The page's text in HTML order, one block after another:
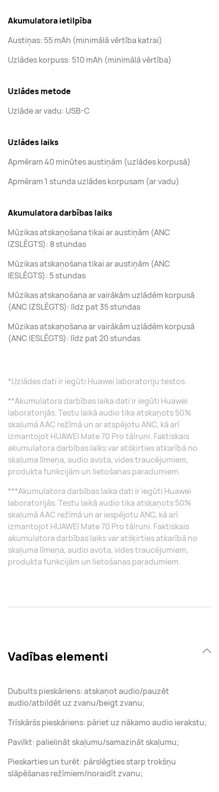
Akumulatora ietilpība
Austiņas: 55 mAh (minimālā vērtība katrai)
Uzlādes korpuss: 510 mAh (minimālā vērtība)
Uzlādes metode
Uzlāde ar vadu: USB-C
Uzlādes laiks
Apmēram 40 minūtes austiņām (uzlādes korpusā)
Apmēram 1 stunda uzlādes korpusam (ar vadu)
Akumulatora darbības laiks
Mūzikas atskaņošana tikai ar austiņām (ANC
IZSLĒGTS): 8 stundas
Mūzikas atskaņošana tikai ar austiņām (ANC
IESLĒGTS): 5 stundas
Mūzikas atskaņošana ar vairākām uzlādēm korpusā
(ANC IZSLĒGTS): līdz pat 35 stundas
Mūzikas atskaņošana ar vairākām uzlādēm korpusā
(ANC IESLĒGTS): līdz pat 20 stundas
*Uzlādes dati ir iegūti Huawei laboratoriju testos.
**Akumulatora darbības laika dati ir iegūti Huawei
laboratorijās. Testu laikā audio tika atskaņots 50%
skaļumā AAC režīmā un ar atspējotu ANC, kā arī
izmantojot HUAWEI Mate 70 Pro tālruni. Faktiskais
akumulatora darbības laiks var atšķirties atkarībā no
skaļuma līmeņa, audio avota, vides traucējumiem,
produkta funkcijām un lietošanas paradumiem.
***Akumulatora darbības laika dati ir iegūti Huawei
laboratorijās. Testu laikā audio tika atskaņots 50%
skaļumā AAC režīmā un ar iespējotu ANC, kā arī
izmantojot HUAWEI Mate 70 Pro tālruni. Faktiskais
akumulatora darbības laiks var atšķirties atkarībā no
skaļuma līmeņa, audio avota, vides traucējumiem,
produkta funkcijām un lietošanas paradumiem.
Vadības elementi
Dubults pieskāriens: atskaņot audio/pauzēt
audio/atbildēt uz zvanu/beigt zvanu;
Trīskāršs pieskāriens: pāriet uz nākamo audio ierakstu;
Pavilkt: palielināt skaļumu/samazināt skaļumu;
Pieskarties un turēt: pārslēgties starp trokšņu
slāpēšanas režīmiem/noraidīt zvanu;